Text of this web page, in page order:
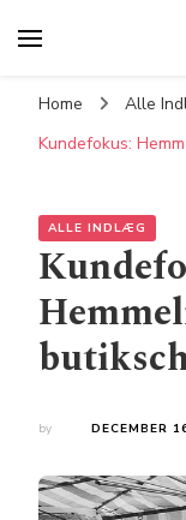
Home
Alle
Kundefokus:
ALLE INDLÆG
by DECEMBER